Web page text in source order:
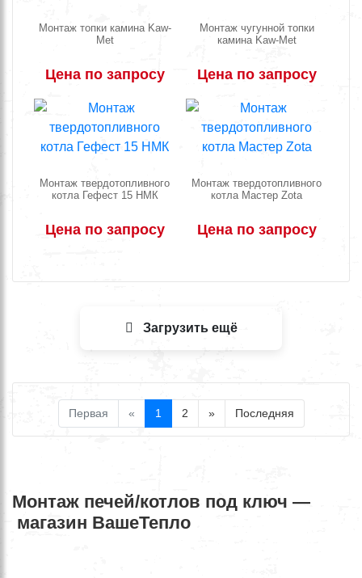
Монтаж топки камина Kaw-
Met
Цена по запросу
Монтаж чугунной топки
камина Kaw-Met
Цена по запросу
Монтаж твердотопливного
котла Гефест 15 НМК
Цена по запросу
Монтаж твердотопливного
котла Мастер Zota
Цена по запросу
Загрузить ещё
Первая « 1 2 » Последняя
Монтаж печей/котлов под ключ —
магазин ВашеТепло